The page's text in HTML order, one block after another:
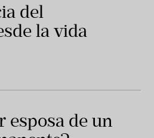
del
la vida
esposa de un